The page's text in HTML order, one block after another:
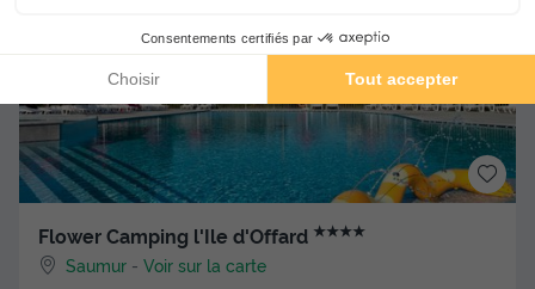
Flower Camping l'Ile d'Offard ★★★★
Saumur -Voir sur la carte